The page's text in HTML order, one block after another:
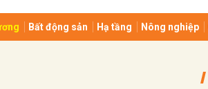
Bất động sản Hạ tầng Nông nghiệp